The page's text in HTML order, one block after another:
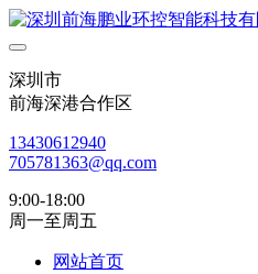
深圳市
前海深港合作区
13430612940
705781363@qq.com
9:00-18:00
周一至周五
网站首页